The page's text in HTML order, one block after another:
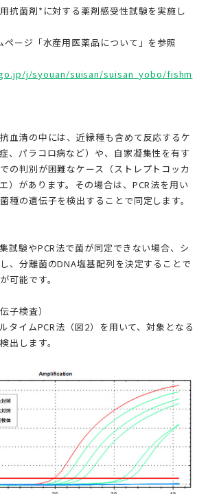
抗菌剤*に対する薬剤感受性試験を実施し
ージ「水産用医薬品について」を参照
j/syouan/suisan/suisan_yobo/fishm
血清の中には、近縁種も含めて反応するケ
、パラコロ病など）や、自家凝集性を有す
の判別が困難なケース（ストレプトコッカ
）があります。その場合は、PCR法を用い
種の遺伝子を検出することで同定します。
試験やPCR法で菌が同定できない場合、シ
、分離菌のDNA塩基配列を決定することで
可能です。
子検査）
タイムPCR法（図2）を用いて、対象となる
出します。